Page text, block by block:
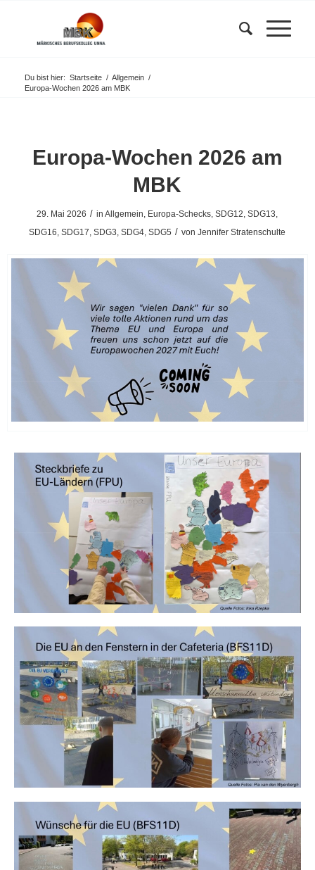
Du bist hier: Startseite / Allgemein /
Europa-Wochen 2026 am MBK
Europa-Wochen 2026 am
MBK
29. Mai 2026 / inAllgemein, Europa-Schecks,SDG12,SDG13,
SDG16,SDG17,SDG3,SDG4,SDG5 / vonJennifer Stratenschulte